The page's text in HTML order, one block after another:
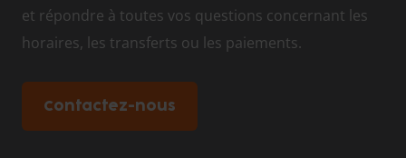
et répondre à toutes vos questions concernant les
horaires, les transferts ou les paiements.
Contactez-nous